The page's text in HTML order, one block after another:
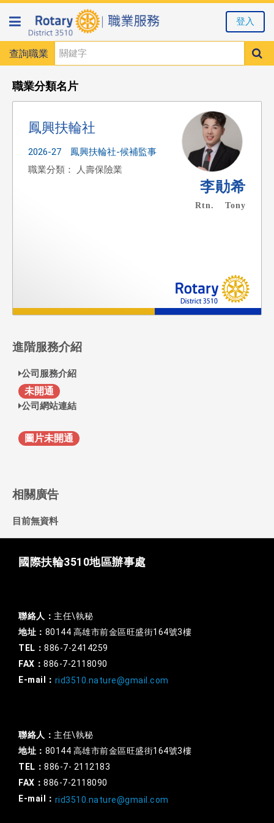
查詢職業
登入
職業分類名片
鳳興扶輪社
2026-27 鳳興扶輪社-候補監事
職業分類： 人壽保險業
李勛希
Rtn. Tony
進階服務介紹
公司服務介紹
未開通
公司網站連結
圖片未開通
相關廣告
目前無資料
國際扶輪3510地區辦事處
聯絡人： 主任\執秘
地址： 80144 高雄市前金區旺盛街164號3樓
TEL： 886-7-2414259
FAX： 886-7-2118090
E-mail： rid3510.nature@gmail.com
聯絡人： 主任\執秘
地址： 80144 高雄市前金區旺盛街164號3樓
TEL： 886-7- 2112183
FAX： 886-7-2118090
E-mail： rid3510.nature@gmail.com